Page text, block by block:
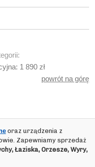
1 890 zł
powrót na górę
oraz urządzenia z
Zapewniamy sprzedaż
Łaziska, Orzesze, Wyry,